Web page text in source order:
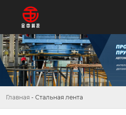
Главная - Стальная лента